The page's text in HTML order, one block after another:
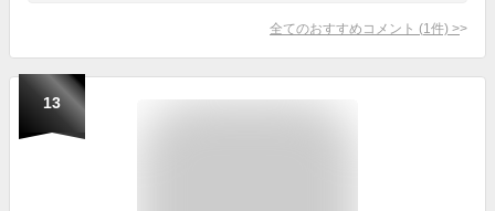
全てのおすすめコメント (1 件) >
13